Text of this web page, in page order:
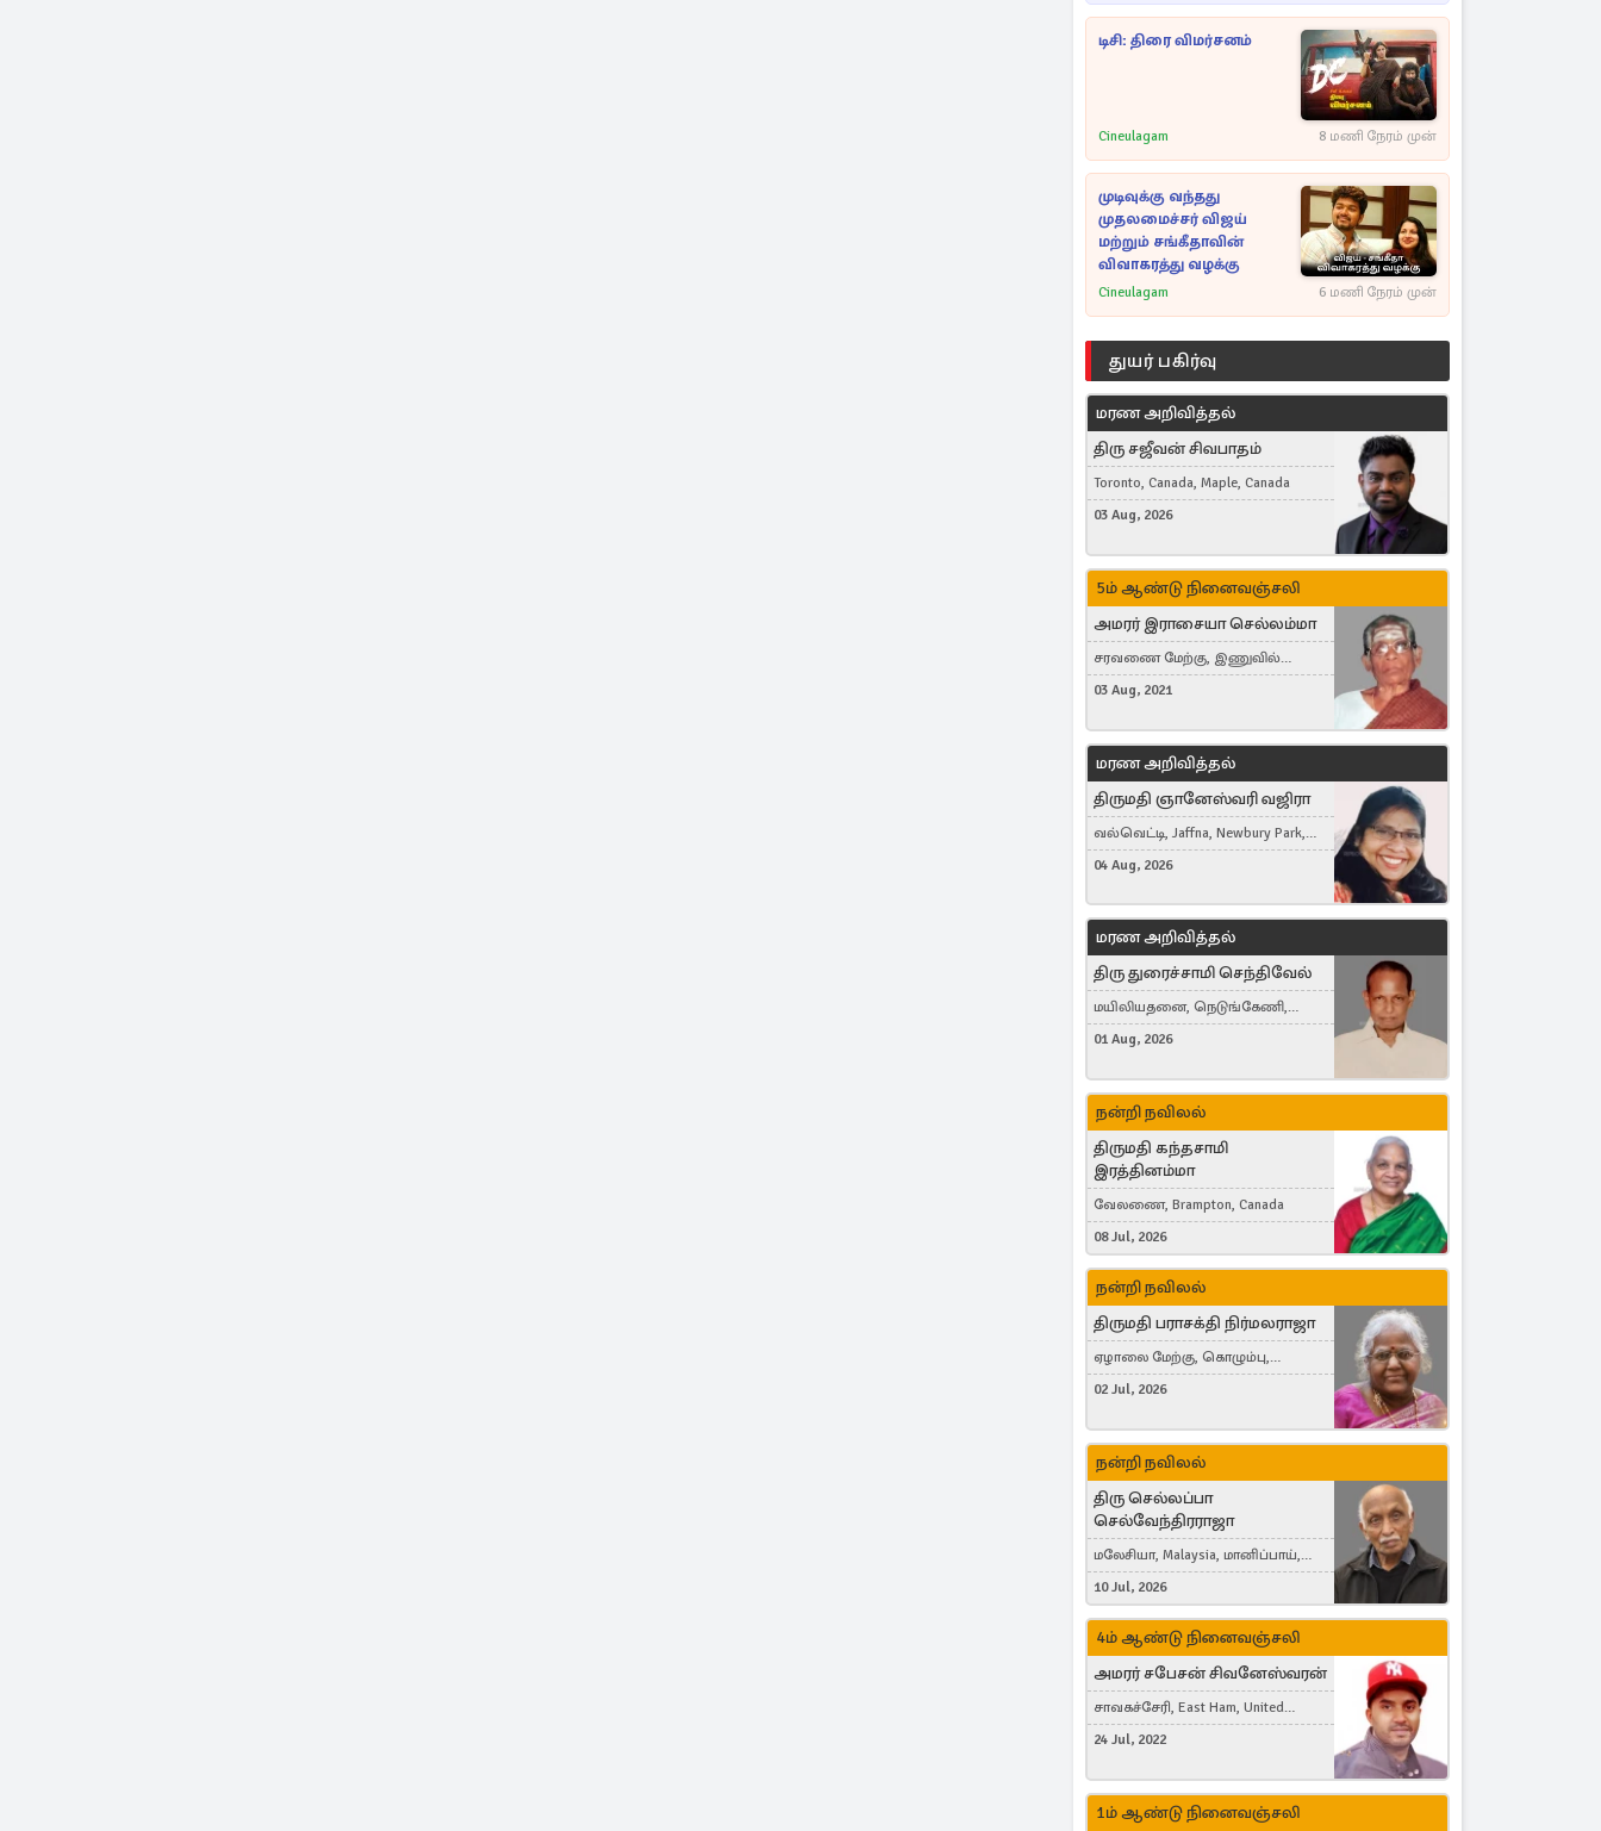
டிசி: திரை விமர்சனம்
Cineulagam 8 மணி நேரம் முன்
முடிவுக்கு வந்தது
முதலமைச்சர் விஜய்
மற்றும் சங்கீதாவின்
விவாகரத்து வழக்கு
Cineulagam 6 மணி நேரம் முன்
துயர் பகிர்வு
மரண அறிவித்தல்
திரு சஜீவன் சிவபாதம்
Toronto, Canada, Maple, Canada
03 Aug, 2026
5ம் ஆண்டு நினைவஞ்சலி
அமரர் இராசையா செல்லம்மா
சரவணை மேற்கு, இணுவில்
கிழக்கு
03 Aug, 2021
மரண அறிவித்தல்
திருமதி ஞானேஸ்வரி வஜிரா
வல்வெட்டி, Jaffna, Newbury Park,
United Kingdom
04 Aug, 2026
மரண அறிவித்தல்
திரு துரைச்சாமி செந்திவேல்
மயிலியதனை, நெடுங்கேணி,
கம்பர்மலை
01 Aug, 2026
நன்றி நவிலல்
திருமதி கந்தசாமி
இரத்தினம்மா
வேலணை, Brampton, Canada
08 Jul, 2026
நன்றி நவிலல்
திருமதி பராசக்தி நிர்மலராஜா
ஏழாலை மேற்கு, கொழும்பு,
தங்காலை, London, United Kingdom
02 Jul, 2026
நன்றி நவிலல்
திரு செல்லப்பா
செல்வேந்திரராஜா
மலேசியா, Malaysia, மானிப்பாய்,
Duisburg, Germany, London, United
Kingdom
10 Jul, 2026
4ம் ஆண்டு நினைவஞ்சலி
அமரர் சபேசன் சிவனேஸ்வரன்
சாவகச்சேரி, East Ham, United
Kingdom
24 Jul, 2022
1ம் ஆண்டு நினைவஞ்சலி